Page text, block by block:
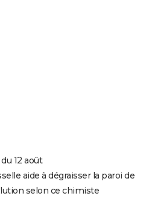
12 août
aide à dégraisser la paroi de
selon ce chimiste